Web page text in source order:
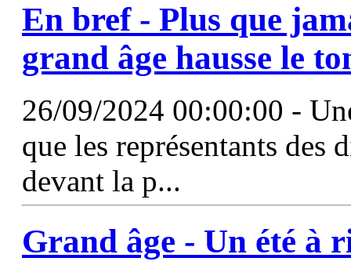
En bref - Plus que
grand âge hausse le
26/09/2024 00:00:00 -
que les représentants
devant la p...
Grand âge - Un été à